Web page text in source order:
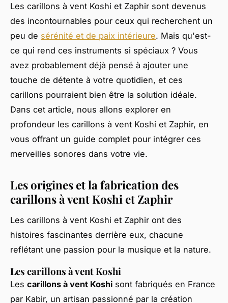
Les carillons à vent Koshi et Zaphir sont devenus
des incontournables pour ceux qui recherchent un
peu de sérénité et de paix intérieure. Mais qu'est-
ce qui rend ces instruments si spéciaux ? Vous
avez probablement déjà pensé à ajouter une
touche de détente à votre quotidien, et ces
carillons pourraient bien être la solution idéale.
Dans cet article, nous allons explorer en
profondeur les carillons à vent Koshi et Zaphir, en
vous offrant un guide complet pour intégrer ces
merveilles sonores dans votre vie.
Les origines et la fabrication des
carillons à vent Koshi et Zaphir
Les carillons à vent Koshi et Zaphir ont des
histoires fascinantes derrière eux, chacune
reflétant une passion pour la musique et la nature.
Les carillons à vent Koshi
Les carillons à vent Koshi sont fabriqués en France
par Kabir, un artisan passionné par la création